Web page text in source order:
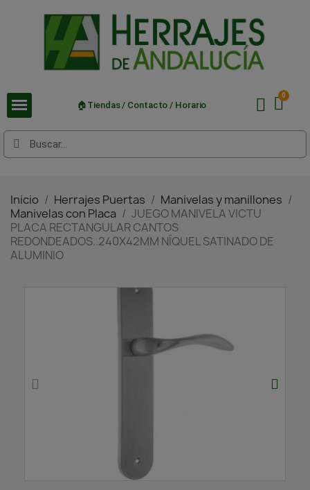
🏠Tiendas / Contacto / Horario
Inicio Herrajes Puertas
Manivelas y manillones
Manivelas con Placa
JUEGO MANIVELA VICTU
PLACA RECTANGULAR CANTOS
REDONDEADOS..240X42MM NÍQUEL SATINADO DE
ALUMINIO